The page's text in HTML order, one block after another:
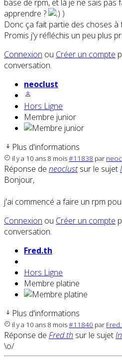
base de rpm, et là je ne sais pas
apprendre ?
)
Donc ça fait partie des choses à
Promis j'y réfléchis un peu plus
Connexion ou Créer un compte
conversation.
neoclust
Hors Ligne
Membre junior
Plus d'informations
il y a 10 ans 8 mois#11838 par
Réponse de neoclustsur le sujet
Bonjour,
j'ai commencé a faire un rpm
Connexion ou Créer un compte
conversation.
Fred.th
Hors Ligne
Membre platine
Plus d'informations
il y a 10 ans 8 mois#11840 par
Réponse de Fred.th sur le sujet
\o/